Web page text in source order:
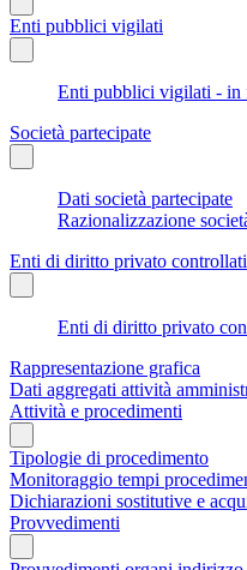
Enti pubblici vigilati
Enti pubblici vigilati - in
Società partecipate
Dati società partecipate
Razionalizzazione
Enti di diritto privato controllati
Enti di diritto privato
Rappresentazione grafica
Dati aggregati attività
Attività e procedimenti
Tipologie di procedimento
Monitoraggio tempi
Dichiarazioni sostitutive e
Provvedimenti